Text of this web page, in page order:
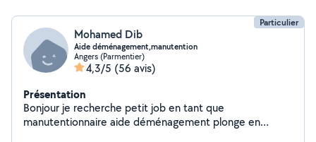
Particulier
Mohamed Dib
Aide déménagement,manutention
Angers (Parmentier)
4,3/5 (56 avis)
Présentation
Bonjour je recherche petit job en tant que
manutentionnaire aide déménagement plonge en